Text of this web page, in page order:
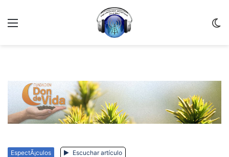
EspectÃ¡culos Escuchar artículo